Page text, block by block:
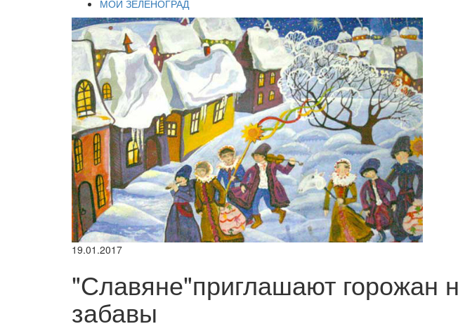
МОЙ ЗЕЛЕНОГРАД
19.01.2017
"Славяне"приглашают горожан
забавы